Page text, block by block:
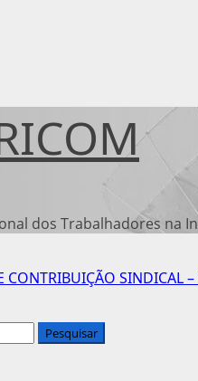
dos Trabalhadores na
CONTRIBUIÇÃO SINDICAL –